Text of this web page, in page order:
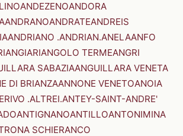
ANDEZENOANDORA
ANDRANOANDRATEANDREIS
ANDRIANO .ANDRIAN.ANELAANFO
ANGIARIANGOLO TERMEANGRI
SABAZIAANGUILLARA VENETA
DI BRIANZAANNONE VENETOANOIA
.ALTREI.ANTEY-SAINT-ANDRE'
ANTIGNANOANTILLOANTONIMINA
SCHIERANCO